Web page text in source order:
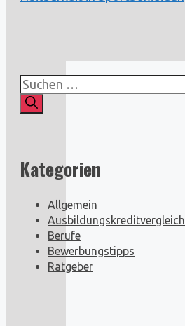
Suchen
nach:
Kategorien
Allgemein
Ausbildungskreditvergleich
Berufe
Bewerbungstipps
Ratgeber